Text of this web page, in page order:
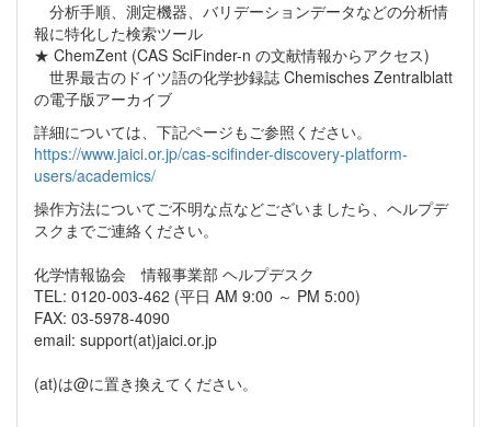
分析手順、測定機器、バリデーションデータなどの分析情
報に特化した検索ツール
★ ChemZent (CAS SciFinder-n の文献情報からアクセス)
世界最古のドイツ語の化学抄録誌 Chemisches Zentralblatt
の電子版アーカイブ
詳細については、下記ページもご参照ください。
https://www.jaici.or.jp/cas-scifinder-discovery-platform-
users/academics/
操作方法についてご不明な点などございましたら、ヘルプデ
スクまでご連絡ください。
化学情報協会 情報事業部 ヘルプデスク
TEL: 0120-003-462 (平日 AM 9:00 ～ PM 5:00)
FAX: 03-5978-4090
email: support(at)jaici.or.jp
(at)は@に置き換えてください。